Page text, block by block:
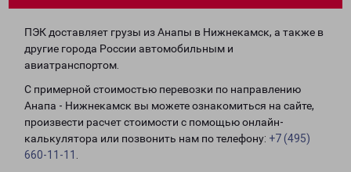
ПЭК доставляет грузы из Анапы в Нижнекамск, а также в
другие города России автомобильным и
авиатранспортом.
С примерной стоимостью перевозки по направлению
Анапа - Нижнекамск вы можете ознакомиться на сайте,
произвести расчет стоимости с помощью онлайн-
калькулятора или позвонить нам по телефону: +7 (495)
660-11-11